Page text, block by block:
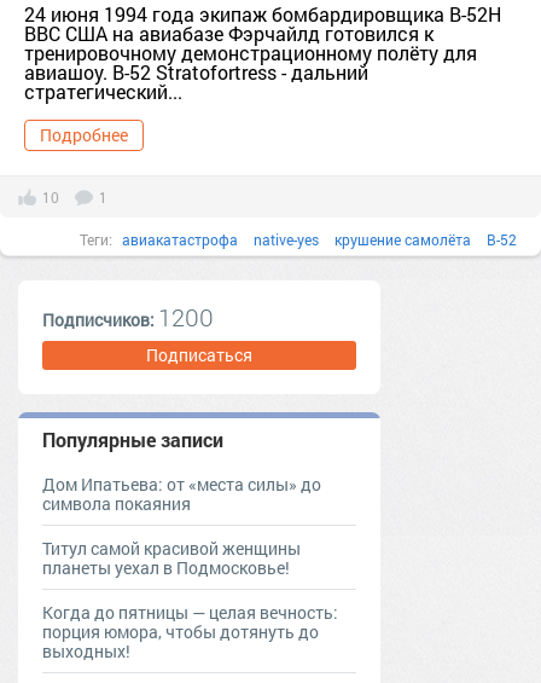
24 июня 1994 года экипаж бомбардировщика B-52H
ВВС США на авиабазе Фэрчайлд готовился к
тренировочному демонстрационному полёту для
авиашоу. B-52 Stratofortress - дальний
стратегический...
Подробнее
10 1
Теги: авиакатастрофа native-yes крушение самолёта B-52
Подписчиков: 1200
Подписаться
Популярные записи
Дом Ипатьева: от «места силы» до
символа покаяния
Титул самой красивой женщины
планеты уехал в Подмосковье!
Когда до пятницы — целая вечность:
порция юмора, чтобы дотянуть до
выходных!